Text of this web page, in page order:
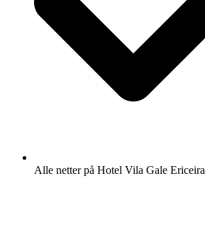
Alle netter på Hotel Vila Gale Ericeira